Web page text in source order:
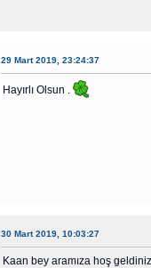
29 Mart 2019, 23:24:37
Hayırlı Olsun .
30 Mart 2019, 10:03:27
Kaan bey aramıza hoş